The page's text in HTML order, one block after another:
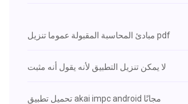
مبادئ المحاسبة المقبولة عموما تنزيل pdf
لا يمكن تنزيل التطبيق لأنه يقول أنه مثبت
تحميل تطبيق akai impc android مجانًا